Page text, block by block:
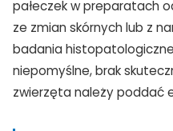
pałeczek w preparatach
ze zmian skórnych lub z
badania
niepomyślne, brak
zwierzęta należy poddać